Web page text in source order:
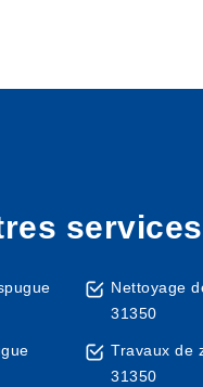
services
Nettoyage
31350
Travaux de
31350